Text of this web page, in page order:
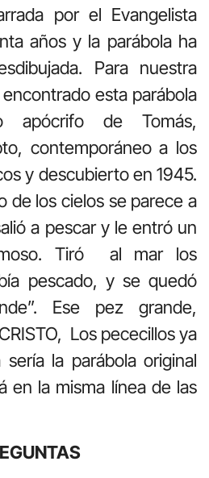
por el Evangelista
años y la parábola ha
Para nuestra
esta parábola
apócrifo de Tomás,
contemporáneo a los
y descubierto en 1945.
de los cielos se parece a
a pescar y le entró un
Tiró al mar los
pescado, y se quedó
Ese pez grande,
Los pececillos ya
la parábola original
en la misma línea de las